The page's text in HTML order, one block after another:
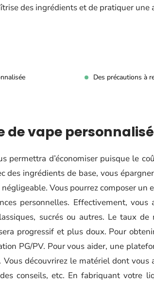
des ingrédients et de pratiquer
Des précautions à
de vape
permettra d’économiser puisque le
des ingrédients de base, vous
négligeable. Vous pourrez composer
personnelles. Effectivement, vous
sucrés ou autres. Le taux
progressif et plus doux. Pour
PG/PV. Pour vous aider, une
. Vous découvrirez le matériel dont vous
conseils, etc. En fabriquant votre